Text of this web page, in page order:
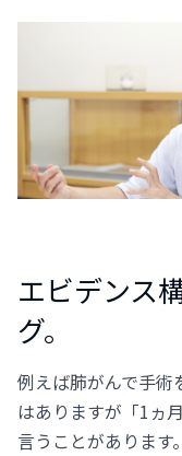
エビデンス
グ。
例えば肺がんで手術
はありますが「1ヵ
言うことがあります